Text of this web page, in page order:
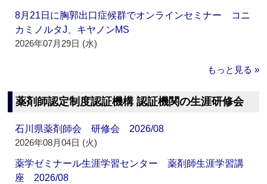
8月21日に胸郭出口症候群でオンラインセミナー コニ
カミノルタJ、キヤノンMS
2026年07月29日 (水)
もっと見る »
薬剤師認定制度認証機構 認証機関の生涯研修会
石川県薬剤師会 研修会 2026/08
2026年08月04日 (火)
薬学ゼミナール生涯学習センター 薬剤師生涯学習講
座 2026/08